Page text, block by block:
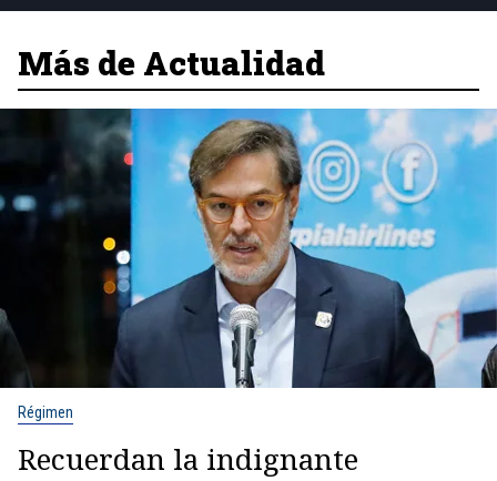
Más de Actualidad
Régimen
Recuerdan la indignante